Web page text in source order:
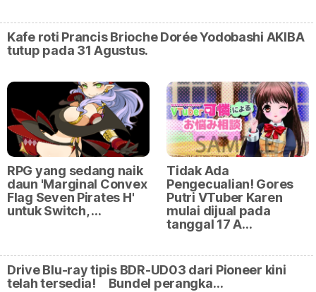
Kafe roti Prancis Brioche Dorée Yodobashi AKIBA
tutup pada 31 Agustus.
RPG yang sedang naik
daun 'Marginal Convex
Flag Seven Pirates H'
untuk Switch, …
Tidak Ada
Pengecualian! Gores
Putri VTuber Karen
mulai dijual pada
tanggal 17 A…
Drive Blu-ray tipis BDR-UD03 dari Pioneer kini
telah tersedia! Bundel perangka…